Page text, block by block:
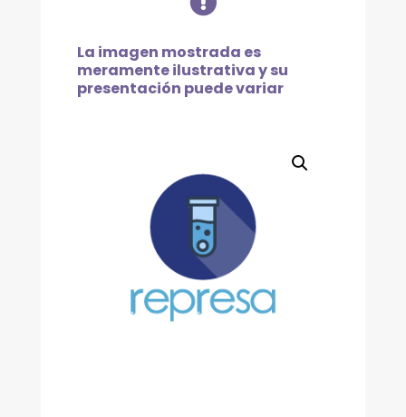
La imagen mostrada es
meramente ilustrativa y su
presentación puede variar